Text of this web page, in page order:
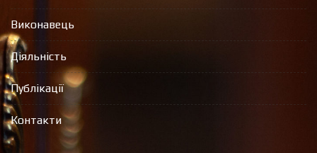
Виконавець
Діяльність
Публікації
Контакти